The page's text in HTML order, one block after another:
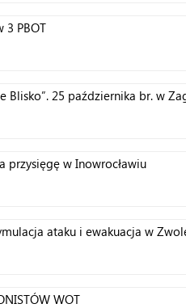
3 PBOT
Blisko”. 25 października br. w
Brygady Obrony
przysięgę w Inowrocławiu
ataku i ewakuacja w
WOT